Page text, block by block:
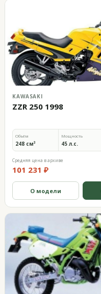
KAWASAKI
ZZR 250 1998
Объём
248 см³
Мощность
45 л.с.
Средняя цена в архиве
101 231 ₽
О модели